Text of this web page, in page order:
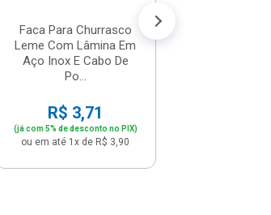
Faca Para Churrasco
Leme Com Lâmina Em
Aço Inox E Cabo De
Po...
R$ 3,71
(já com 5% de desconto no PIX)
ou em até 1x de R$ 3,90